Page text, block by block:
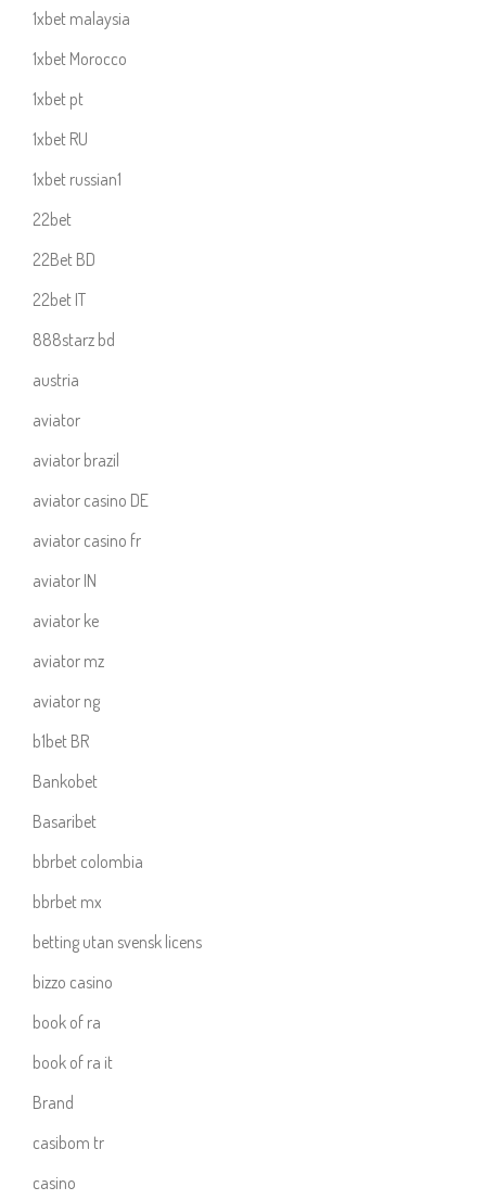
1xbet malaysia
1xbet Morocco
1xbet pt
1xbet RU
1xbet russian1
22bet
22Bet BD
22bet IT
888starz bd
austria
aviator
aviator brazil
aviator casino DE
aviator casino fr
aviator IN
aviator ke
aviator mz
aviator ng
b1bet BR
Bankobet
Basaribet
bbrbet colombia
bbrbet mx
betting utan svensk licens
bizzo casino
book of ra
book of ra it
Brand
casibom tr
casino